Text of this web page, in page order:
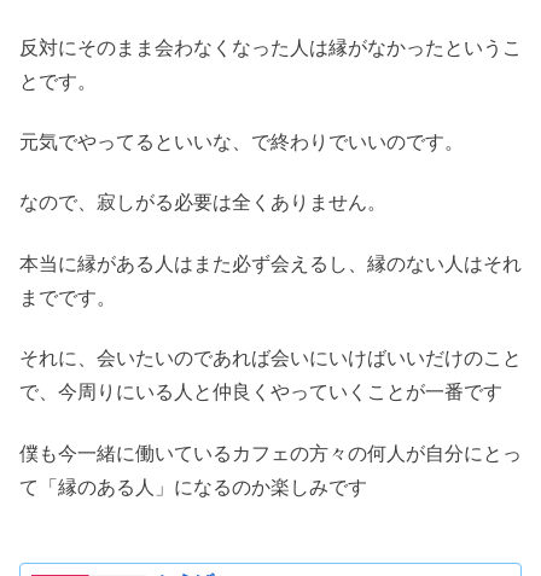
反対にそのまま会わなくなった人は縁がなかったというこ
とです。
元気でやってるといいな、で終わりでいいのです。
なので、寂しがる必要は全くありません。
本当に縁がある人はまた必ず会えるし、縁のない人はそれ
までです。
それに、会いたいのであれば会いにいけばいいだけのこと
で、今周りにいる人と仲良くやっていくことが一番です
僕も今一緒に働いているカフェの方々の何人が自分にとっ
て「縁のある人」になるのか楽しみです